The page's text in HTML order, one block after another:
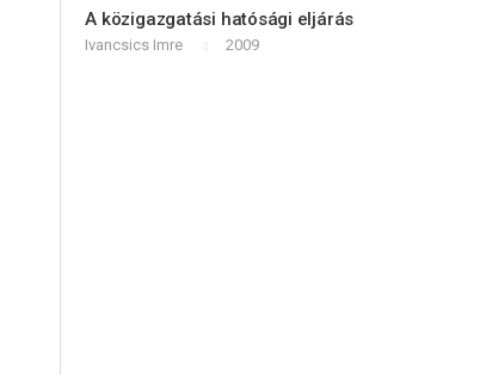
A közigazgatási hatósági eljárás
Ivancsics Imre 2009